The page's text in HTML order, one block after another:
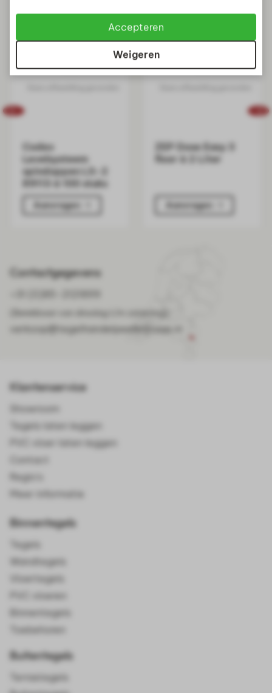
Codex
Levelsysteem
spindoppen LS-2
89113 á 100 stuks
Aanvragen
ZEP Dose Easy 3
floor à 2 Liter
Aanvragen
Contactgegevens
verkoop@tegelhandelpeelenmaas.nl
Klantenservice
Showroom
Tegels laten leggen
PVC vloer laten leggen
Regio's
Meer informatie
Binnentegels
Tegels
Wandtegels
Vloertegels
Binnentegels
Toebehoren
Buitentegels
Terrastegels
Accepteren
Weigeren